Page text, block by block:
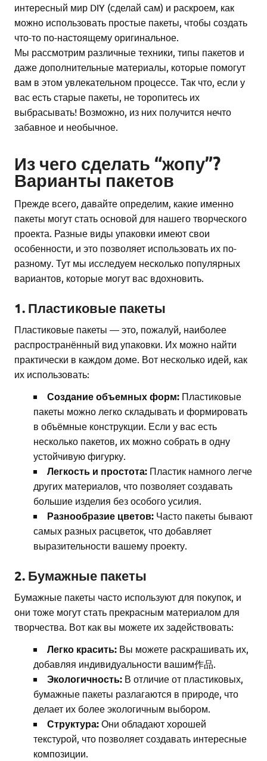
интересный мир DIY (сделай сам) и раскроем, как
можно использовать простые пакеты, чтобы создать
что-то по-настоящему оригинальное.
Мы рассмотрим различные техники, типы пакетов и
даже дополнительные материалы, которые помогут
вам в этом увлекательном процессе. Так что, если у
вас есть старые пакеты, не торопитесь их
выбрасывать! Возможно, из них получится нечто
забавное и необычное.
Из чего сделать “жопу”?
Варианты пакетов
Прежде всего, давайте определим, какие именно
пакеты могут стать основой для нашего творческого
проекта. Разные виды упаковки имеют свои
особенности, и это позволяет использовать их по-
разному. Тут мы исследуем несколько популярных
вариантов, которые могут вас вдохновить.
1. Пластиковые пакеты
Пластиковые пакеты — это, пожалуй, наиболее
распространённый вид упаковки. Их можно найти
практически в каждом доме. Вот несколько идей, как
их использовать:
Создание объемных форм: Пластиковые
пакеты можно легко складывать и формировать
в объёмные конструкции. Если у вас есть
несколько пакетов, их можно собрать в одну
устойчивую фигурку.
Легкость и простота: Пластик намного легче
других материалов, что позволяет создавать
большие изделия без особого усилия.
Разнообразие цветов: Часто пакеты бывают
самых разных расцветок, что добавляет
выразительности вашему проекту.
2. Бумажные пакеты
Бумажные пакеты часто используют для покупок, и
они тоже могут стать прекрасным материалом для
творчества. Вот как вы можете их задействовать:
Легко красить: Вы можете раскрашивать их,
добавляя индивидуальности вашим作品.
Экологичность: В отличие от пластиковых,
бумажные пакеты разлагаются в природе, что
делает их более экологичным выбором.
Структура: Они обладают хорошей
текстурой, что позволяет создавать интересные
композиции.